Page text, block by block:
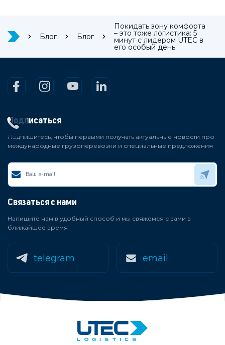
Блог Блог
Покидать зону комфорта
– это тоже логистика: 5
минут с лидером UTEC в
его особый день
Подписаться
Подпишитесь, чтобы первыми получать актуальные новости про
международные грузоперевозки и специальные предложения
Связаться с нами
Напишите нам в удобный способ и мы свяжемся с вами в
ближайшее время
telegram email